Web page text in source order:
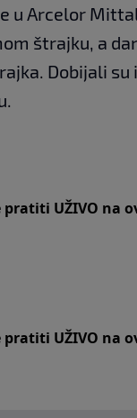
u Arcelor
štrajku, a
Dobijali
UŽIVO na
UŽIVO na